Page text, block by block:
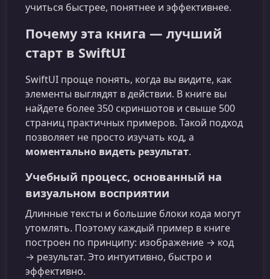
учиться быстрее, понятнее и эффективнее.
Почему эта книга — лучший
старт в SwiftUI
SwiftUI проще понять, когда вы видите, как
элементы выглядят в действии. В книге вы
найдете более 350 скриншотов и свыше 500
страниц практичных примеров. Такой подход
позволяет не просто изучать код, а
моментально видеть результат.
Учебный процесс, основанный на
визуальном восприятии
Длинные тексты и большие блоки кода могут
утомлять. Поэтому каждый пример в книге
построен по принципу: изображение → код
→ результат. Это интуитивно, быстро и
эффективно.